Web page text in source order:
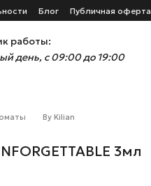
Блог Публичная оферта
работы:
день, с 09:00 до 19:00
By Kilian
3мл